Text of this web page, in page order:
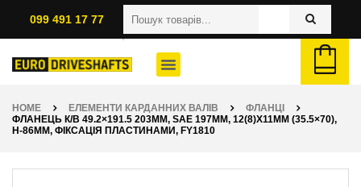
099 491 17 77
HOME ЕЛЕМЕНТИ КАРДАННИХ ВАЛІВ
ФЛАНЦІ
ФЛАНЕЦЬ К/В 49.2×191.5 203ММ, SAE 197ММ, 12(8)X11ММ (35.5×70),
H-86ММ, ФІКСАЦІЯ ПЛАСТИНАМИ, FY1810